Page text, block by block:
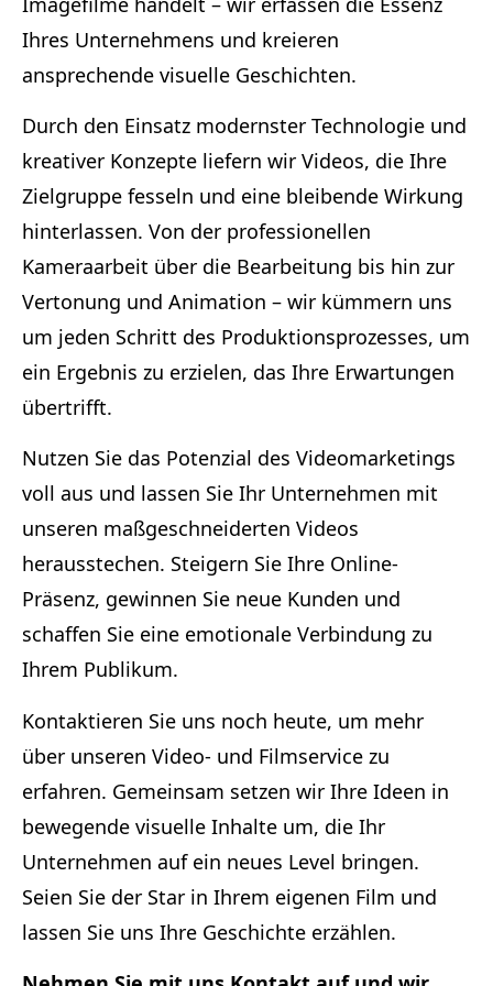
Ihres Unternehmens und kreieren
ansprechende visuelle Geschichten.
Durch den Einsatz modernster Technologie und
kreativer Konzepte liefern wir Videos, die Ihre
Zielgruppe fesseln und eine bleibende Wirkung
hinterlassen. Von der professionellen
Kameraarbeit über die Bearbeitung bis hin zur
Vertonung und Animation – wir kümmern uns
um jeden Schritt des Produktionsprozesses, um
ein Ergebnis zu erzielen, das Ihre Erwartungen
übertrifft.
Nutzen Sie das Potenzial des Videomarketings
voll aus und lassen Sie Ihr Unternehmen mit
unseren maßgeschneiderten Videos
herausstechen. Steigern Sie Ihre Online-
Präsenz, gewinnen Sie neue Kunden und
schaffen Sie eine emotionale Verbindung zu
Ihrem Publikum.
Kontaktieren Sie uns noch heute, um mehr
über unseren Video- und Filmservice zu
erfahren. Gemeinsam setzen wir Ihre Ideen in
bewegende visuelle Inhalte um, die Ihr
Unternehmen auf ein neues Level bringen.
Seien Sie der Star in Ihrem eigenen Film und
lassen Sie uns Ihre Geschichte erzählen.